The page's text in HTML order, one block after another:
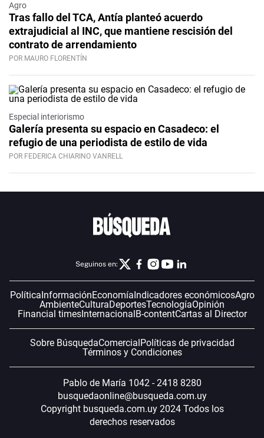
Agro
Tras fallo del TCA, Antía planteó acuerdo
extrajudicial al INC, que mantiene rescisión del
contrato de arrendamiento
POR MAURO FLORENTÍN
Especial interiorismo
Galería presenta su espacio en Casadeco: el
refugio de una periodista de estilo de vida
POR FEDERICA CHIARINO VANRELL
Seguinos en:
PolíticaInformaciónEconomíaIndicadores económicosAgro
AmbienteCulturaDeportesTecnologíaOpinión
Financial timesInternacionalB-contentCartas al Director
Sobre BúsquedaComercialPolíticas de privacidad
Términos y Condiciones
Pablo de María 1042 - 2418 8280
busquedaonline@busqueda.com.uy
Copyright busqueda.com.uy 2024 Todos los
derechos reservados